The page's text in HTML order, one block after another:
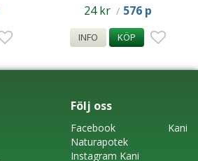
24 kr / 576 p
INFO KÖP
Följ oss
FacebookKani
Naturapotek
Instagram Kani